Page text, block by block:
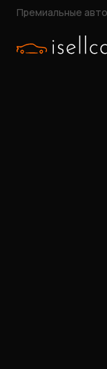
Премиальные